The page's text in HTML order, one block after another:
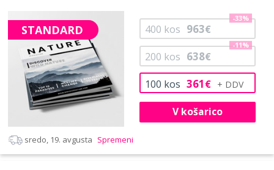
STANDARD
100 kos 361€
200 kos 638€
-11%
400 kos 963€
-33%
V košarico
sredo, 19. avgusta Spremeni